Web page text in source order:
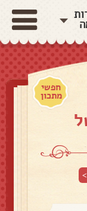
חפשי
מתכון